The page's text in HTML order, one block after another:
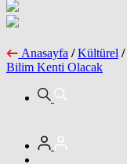
Anasayfa / Kültürel /
Bilim Kenti Olacak